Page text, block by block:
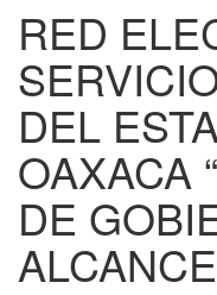
RED
DEL
OAXACA
DE